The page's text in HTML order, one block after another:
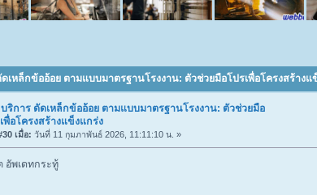
เหล็กข้ออ้อย ตามแบบมาตรฐานโรงงาน: ตัวช่วยมือโปรเพื่อโครงสร้างแ
บริการ ดัดเหล็กข้ออ้อย ตามแบบมาตรฐานโรงงาน: ตัวช่วยมือ
พื่อโครงสร้างแข็งแกร่ง
เมื่อ: วันที่ 11 กุมภาพันธ์ 2026, 11:11:10 น. »
พเดทกระทู้